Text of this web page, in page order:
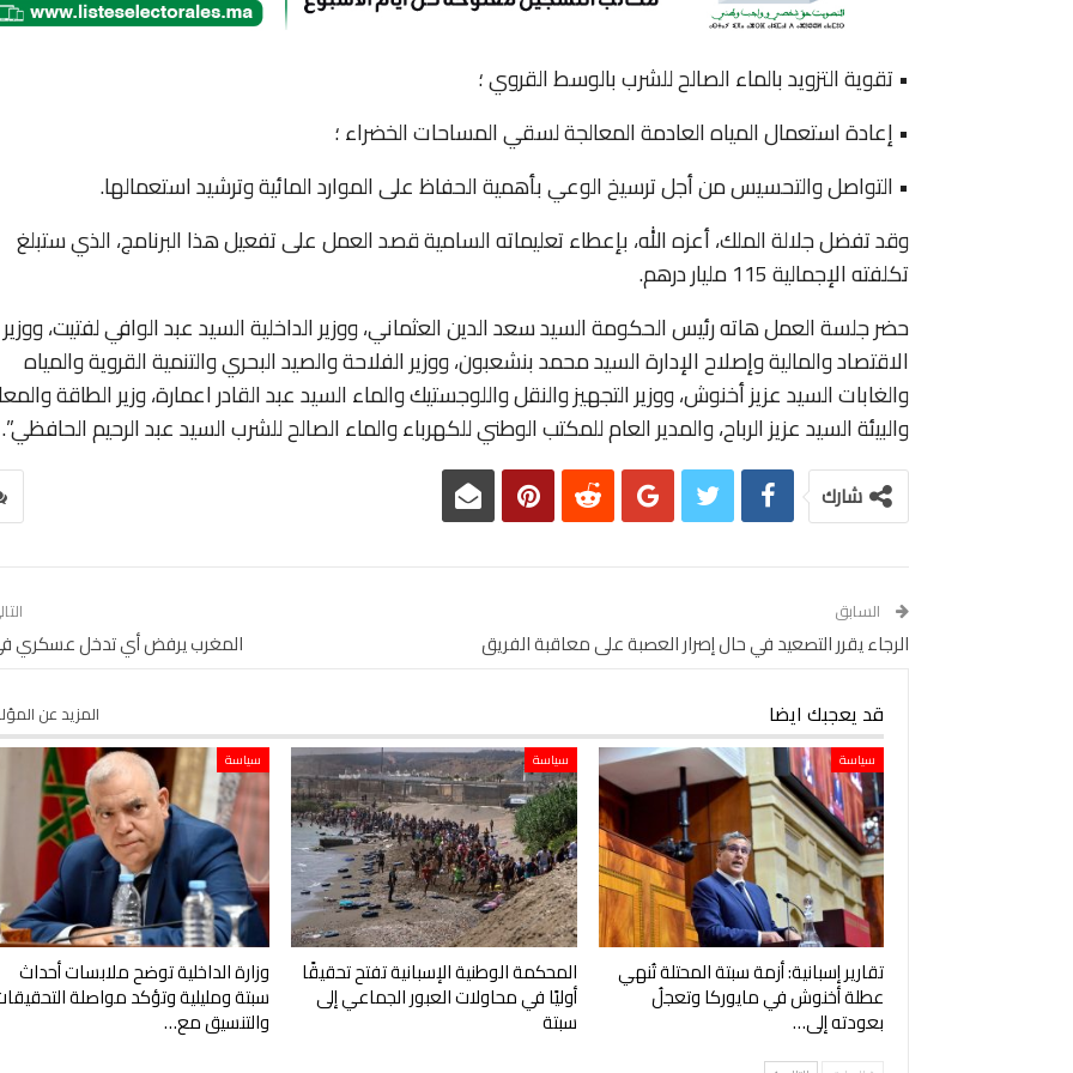
• تقوية التزويد بالماء الصالح للشرب بالوسط القروي ؛
• إعادة استعمال المياه العادمة المعالجة لسقي المساحات الخضراء ؛
• التواصل والتحسيس من أجل ترسيخ الوعي بأهمية الحفاظ على الموارد المائية وترشيد استعمالها.
وقد تفضل جلالة الملك، أعزه الله، بإعطاء تعليماته السامية قصد العمل على تفعيل هذا البرنامج، الذي ستبلغ
تكلفته الإجمالية 115 مليار درهم.
حضر جلسة العمل هاته رئيس الحكومة السيد سعد الدين العثماني، ووزير الداخلية السيد عبد الوافي لفتيت، ووزير
الاقتصاد والمالية وإصلاح الإدارة السيد محمد بنشعبون، ووزير الفلاحة والصيد البحري والتنمية القروية والمياه
والغابات السيد عزيز أخنوش، ووزير التجهيز والنقل واللوجستيك والماء السيد عبد القادر اعمارة، وزير الطاقة
والبيئة السيد عزيز الرباح، والمدير العام للمكتب الوطني للكهرباء والماء الصالح للشرب السيد عبد الرحيم الحافظي”.
شارك
السابق
الرجاء يقرر التصعيد في حال إصرار العصبة على معاقبة الفريق المغرب يرفض أي تدخل عسكري في
قد يعجبك ايضا المزيد عن
سياسة
تقارير إسبانية: أزمة سبتة المحتلة تُنهي
عطلة أخنوش في مايوركا وتعجلُ
بعودته إلى…
سياسة
المحكمة الوطنية الإسبانية تفتح تحقيقًا
أوليًا في محاولات العبور الجماعي إلى
سبتة
سياسة
وزارة الداخلية توضح ملابسات أحداث
سبتة ومليلية وتؤكد مواصلة
والتنسيق مع…